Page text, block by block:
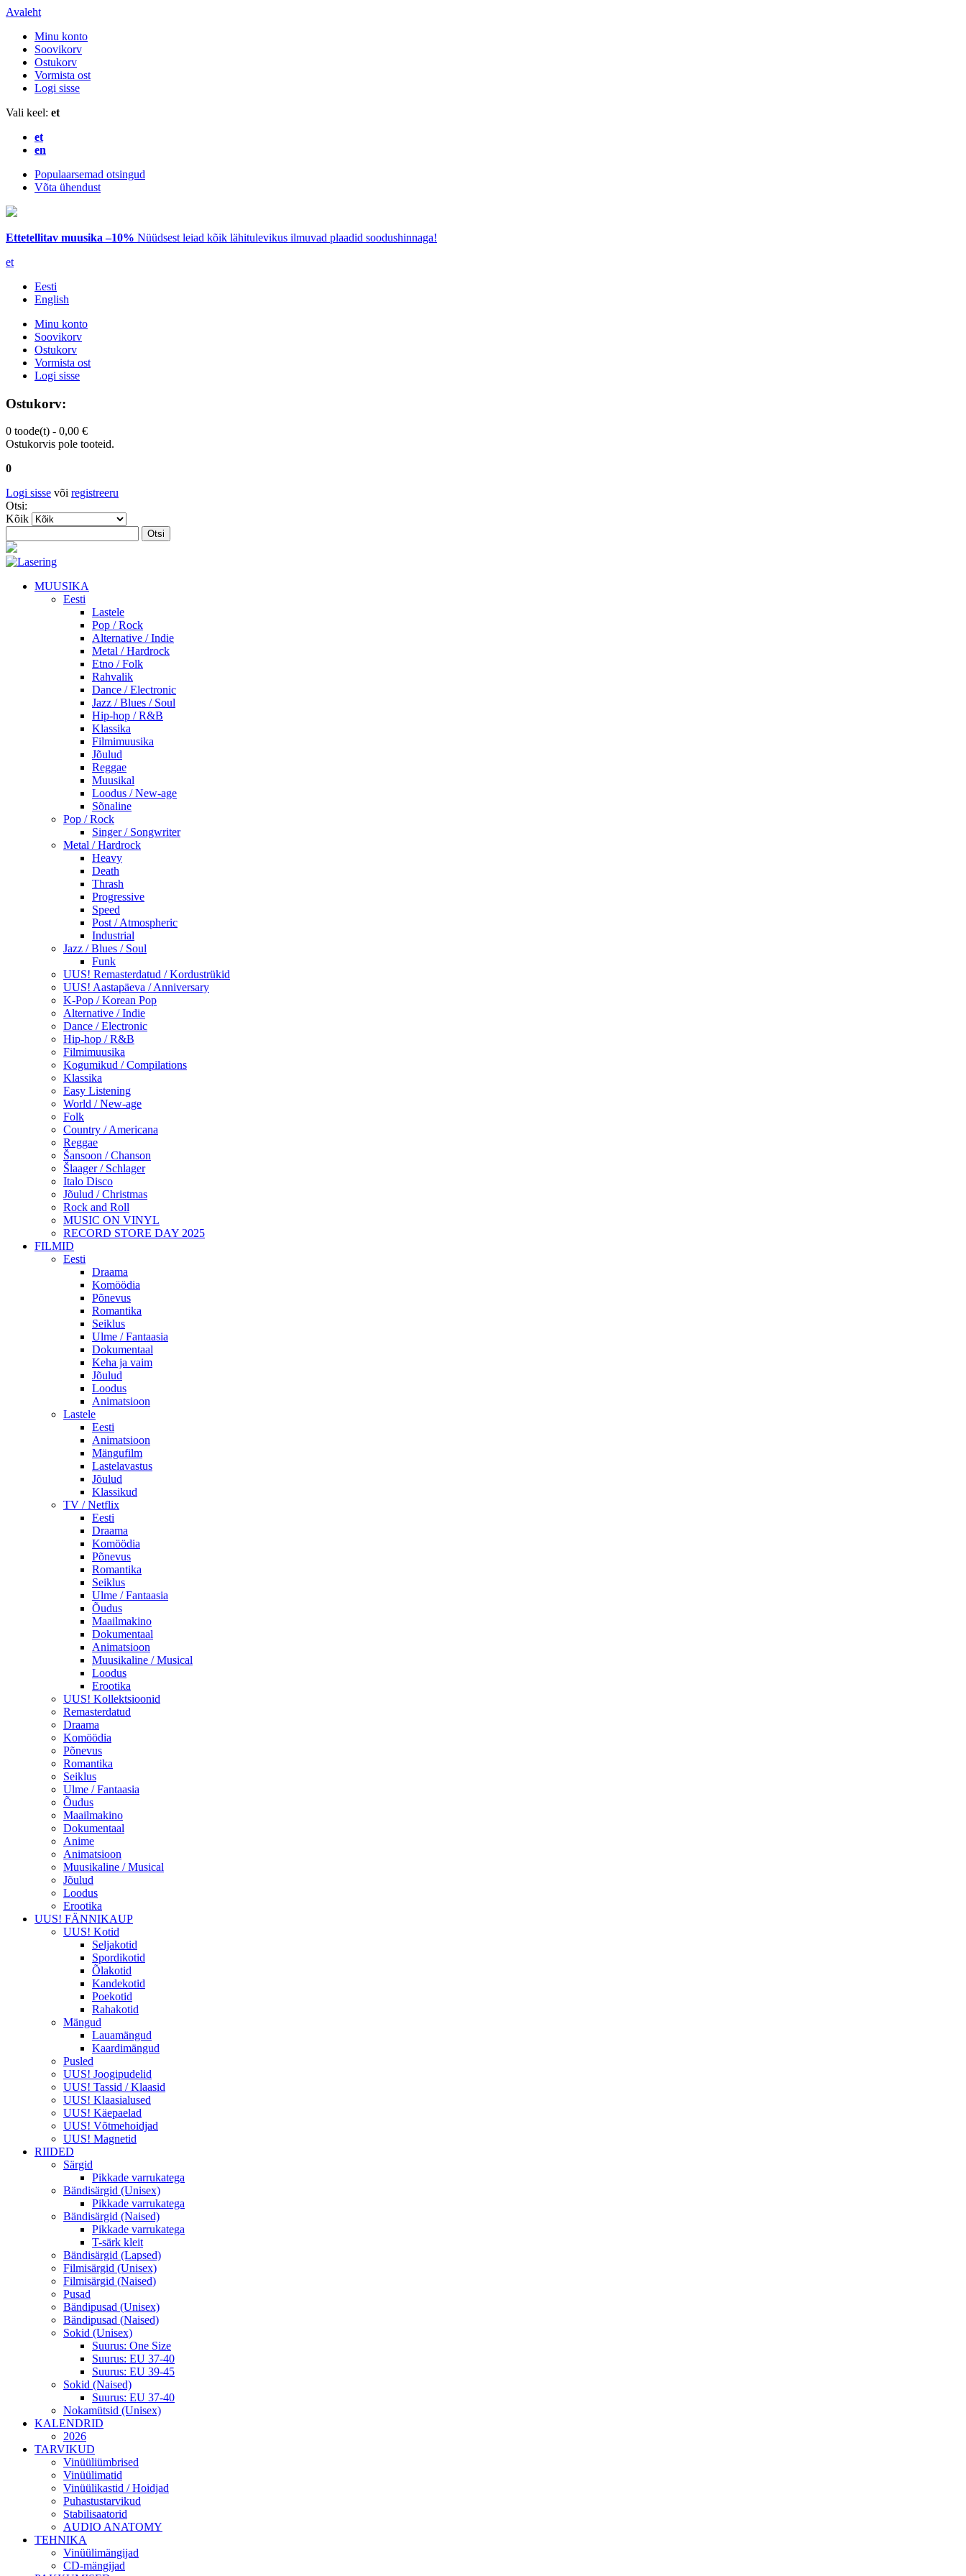
Avaleht
Minu konto
Soovikorv
Ostukorv
Vormista ost
Logi sisse
Vali keel: et
et
en
Populaarsemad otsingud
Võta ühendust
Ettetellitav muusika –10% Nüüdsest leiad kõik lähitulevikus ilmuvad plaadid soodushinnaga!
et
Eesti
English
Minu konto
Soovikorv
Ostukorv
Vormista ost
Logi sisse
Ostukorv:
0 toode(t) - 0,00 €
Ostukorvis pole tooteid.
0
Logi sisse või registreeru
Otsi:
Kõik
Otsi
MUUSIKA
Eesti
Lastele
Pop / Rock
Alternative / Indie
Metal / Hardrock
Etno / Folk
Rahvalik
Dance / Electronic
Jazz / Blues / Soul
Hip-hop / R&B
Klassika
Filmimuusika
Jõulud
Reggae
Muusikal
Loodus / New-age
Sõnaline
Pop / Rock
Singer / Songwriter
Metal / Hardrock
Heavy
Death
Thrash
Progressive
Speed
Post / Atmospheric
Industrial
Jazz / Blues / Soul
Funk
UUS! Remasterdatud / Kordustrükid
UUS! Aastapäeva / Anniversary
K-Pop / Korean Pop
Alternative / Indie
Dance / Electronic
Hip-hop / R&B
Filmimuusika
Kogumikud / Compilations
Klassika
Easy Listening
World / New-age
Folk
Country / Americana
Reggae
Šansoon / Chanson
Šlaager / Schlager
Italo Disco
Jõulud / Christmas
Rock and Roll
MUSIC ON VINYL
RECORD STORE DAY 2025
FILMID
Eesti
Draama
Komöödia
Põnevus
Romantika
Seiklus
Ulme / Fantaasia
Dokumentaal
Keha ja vaim
Jõulud
Loodus
Animatsioon
Lastele
Eesti
Animatsioon
Mängufilm
Lastelavastus
Jõulud
Klassikud
TV / Netflix
Eesti
Draama
Komöödia
Põnevus
Romantika
Seiklus
Ulme / Fantaasia
Õudus
Maailmakino
Dokumentaal
Animatsioon
Muusikaline / Musical
Loodus
Erootika
UUS! Kollektsioonid
Remasterdatud
Draama
Komöödia
Põnevus
Romantika
Seiklus
Ulme / Fantaasia
Õudus
Maailmakino
Dokumentaal
Anime
Animatsioon
Muusikaline / Musical
Jõulud
Loodus
Erootika
UUS! FÄNNIKAUP
UUS! Kotid
Seljakotid
Spordikotid
Õlakotid
Kandekotid
Poekotid
Rahakotid
Mängud
Lauamängud
Kaardimängud
Pusled
UUS! Joogipudelid
UUS! Tassid / Klaasid
UUS! Klaasialused
UUS! Käepaelad
UUS! Võtmehoidjad
UUS! Magnetid
RIIDED
Särgid
Pikkade varrukatega
Bändisärgid (Unisex)
Pikkade varrukatega
Bändisärgid (Naised)
Pikkade varrukatega
T-särk kleit
Bändisärgid (Lapsed)
Filmisärgid (Unisex)
Filmisärgid (Naised)
Pusad
Bändipusad (Unisex)
Bändipusad (Naised)
Sokid (Unisex)
Suurus: One Size
Suurus: EU 37-40
Suurus: EU 39-45
Sokid (Naised)
Suurus: EU 37-40
Nokamütsid (Unisex)
KALENDRID
2026
TARVIKUD
Vinüüliümbrised
Vinüülimatid
Vinüülikastid / Hoidjad
Puhastustarvikud
Stabilisaatorid
AUDIO ANATOMY
TEHNIKA
Vinüülimängijad
CD-mängijad